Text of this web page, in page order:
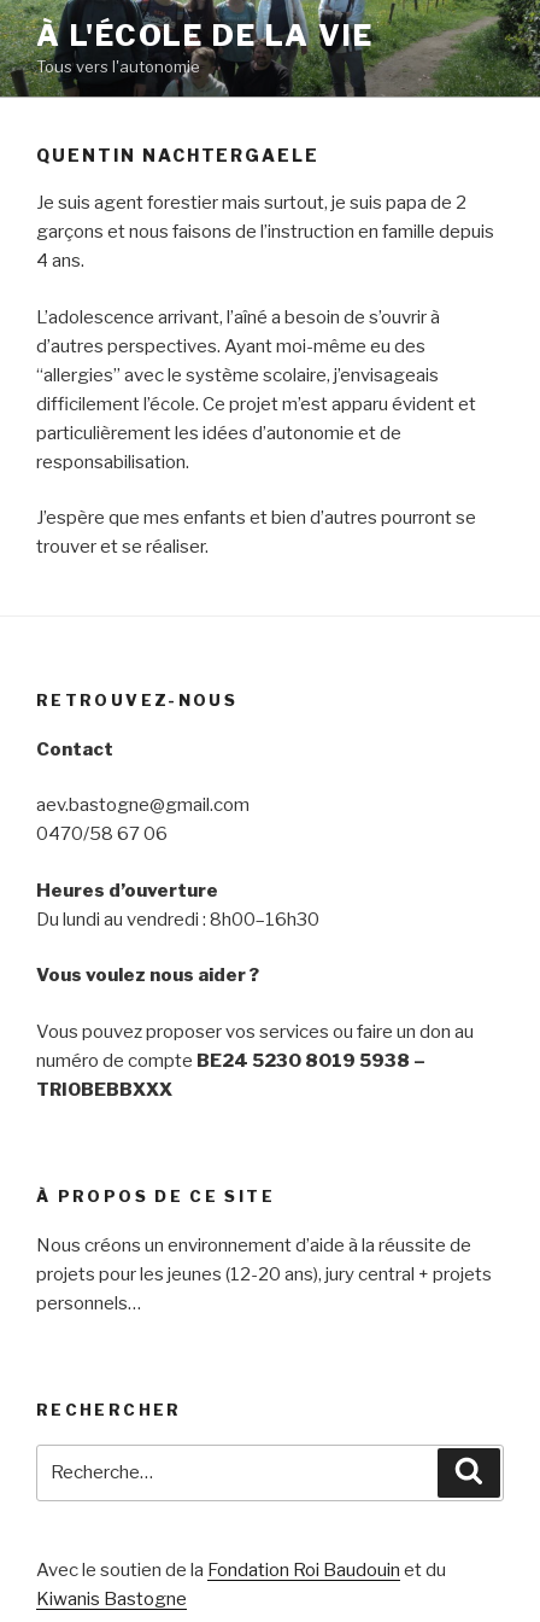
Aller
au
contenu
principal
À L'ÉCOLE DE LA VIE
Tous vers l'autonomie
QUENTIN NACHTERGAELE
Je suis agent forestier mais surtout, je suis papa de 2
garçons et nous faisons de l’instruction en famille depuis
4 ans.
L’adolescence arrivant, l’aîné a besoin de s’ouvrir à
d’autres perspectives. Ayant moi-même eu des
“allergies” avec le système scolaire, j’envisageais
difficilement l’école. Ce projet m’est apparu évident et
particulièrement les idées d’autonomie et de
responsabilisation.
J’espère que mes enfants et bien d’autres pourront se
trouver et se réaliser.
RETROUVEZ-NOUS
Contact
aev.bastogne@gmail.com
0470/58 67 06
Heures d’ouverture
Du lundi au vendredi : 8h00–16h30
Vous voulez nous aider ?
Vous pouvez proposer vos services ou faire un don au
numéro de compte BE24 5230 8019 5938 –
TRIOBEBBXXX
À PROPOS DE CE SITE
Nous créons un environnement d’aide à la réussite de
projets pour les jeunes (12-20 ans), jury central + projets
personnels…
RECHERCHER
Avec le soutien de la Fondation Roi Baudouin et du
Kiwanis Bastogne